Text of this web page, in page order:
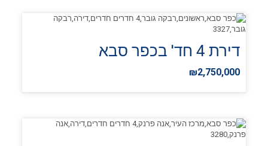
דירת 4 חד' בכפר סבא
₪2,750,000